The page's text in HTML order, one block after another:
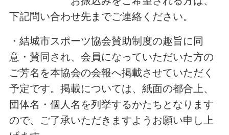
下記問い合わせ先までご連絡ください。
・結城市スポーツ協会賛助制度の趣旨に同
意・賛同され、会員になっていただいた方の
ご芳名を本協会の会報へ掲載させていただく
予定です。掲載については、紙面の都合上、
団体名・個人名を列挙するかたちとなります
ので、ご了承いただきますようお願い申し上